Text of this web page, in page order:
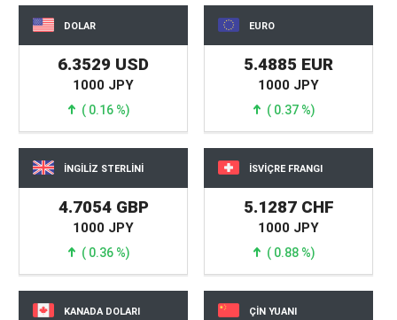
DOLAR
6.3529 USD
1000 JPY
( 0.16 %)
EURO
5.4885 EUR
1000 JPY
( 0.37 %)
İNGİLİZ STERLİNİ
4.7054 GBP
1000 JPY
( 0.36 %)
İSVİÇRE FRANGI
5.1287 CHF
1000 JPY
( 0.88 %)
KANADA DOLARI ÇİN YUANI